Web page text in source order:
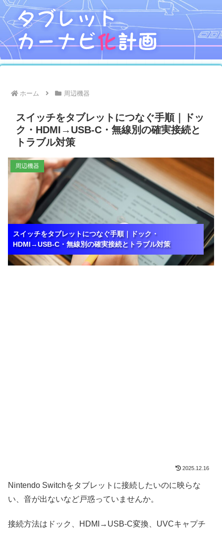
ホーム 周辺機器
スイッチをタブレットにつなぐ手順｜ドッ
ク・HDMI→USB-C・無線別の確実接続と
トラブル対策
スイッチをタブレットにつなぐ手順｜ドック・
HDMI→USB-C・無線別の確実接続とトラブル対策
スイッチをタブレットにつなぐ手順｜ドック・
HDMI→USB-C・無線別の確実接続とトラブル対策
スイッチをタブレットにつなぐ手順｜ドック・
HDMI→USB-C・無線別の確実接続とトラブル対策
周辺機器
2025.12.16
Nintendo Switchをタブレットに接続したいのに映らな
い、音が出ないなど戸惑っていませんか。
接続方法はドック、HDMI→USB-C変換、UVCキャプチ